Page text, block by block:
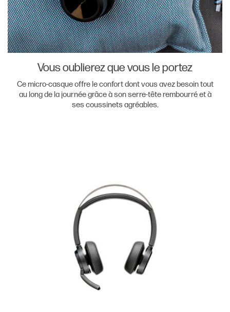
Vous oublierez que vous le portez
Ce micro-casque offre le confort dont vous avez besoin tout
au long de la journée grâce à son serre-tête rembourré et à
ses coussinets agréables.